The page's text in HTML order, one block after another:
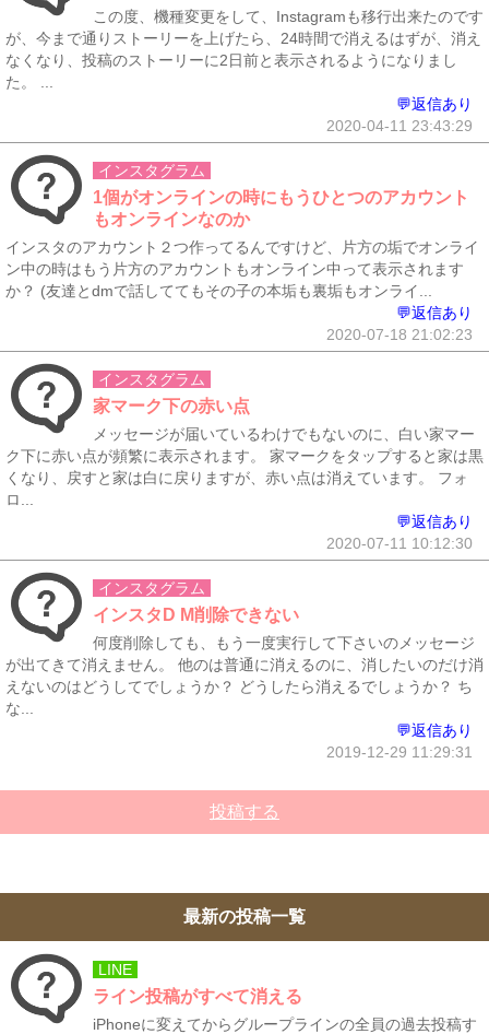
この度、機種変更をして、Instagramも移行出来たのです
が、今まで通りストーリーを上げたら、24時間で消えるはずが、消え
なくなり、投稿のストーリーに2日前と表示されるようになりまし
た。 ...
💬返信あり
2020-04-11 23:43:29
インスタグラム
1個がオンラインの時にもうひとつのアカウント
もオンラインなのか
インスタのアカウント２つ作ってるんですけど、片方の垢でオンライ
ン中の時はもう片方のアカウントもオンライン中って表示されます
か？ (友達とdmで話しててもその子の本垢も裏垢もオンライ...
💬返信あり
2020-07-18 21:02:23
インスタグラム
家マーク下の赤い点
メッセージが届いているわけでもないのに、白い家マー
ク下に赤い点が頻繁に表示されます。 家マークをタップすると家は黒
くなり、戻すと家は白に戻りますが、赤い点は消えています。 フォ
ロ...
💬返信あり
2020-07-11 10:12:30
インスタグラム
インスタD M削除できない
何度削除しても、もう一度実行して下さいのメッセージ
が出てきて消えません。 他のは普通に消えるのに、消したいのだけ消
えないのはどうしてでしょうか？ どうしたら消えるでしょうか？ ち
な...
💬返信あり
2019-12-29 11:29:31
投稿する
最新の投稿一覧
LINE
ライン投稿がすべて消える
iPhoneに変えてからグループラインの全員の過去投稿す